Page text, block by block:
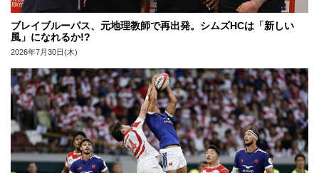
ブレイブルーパス、元地理教師で再出発。シムズHCは「新しい
風」になれるか!?
2026年7月30日(木)